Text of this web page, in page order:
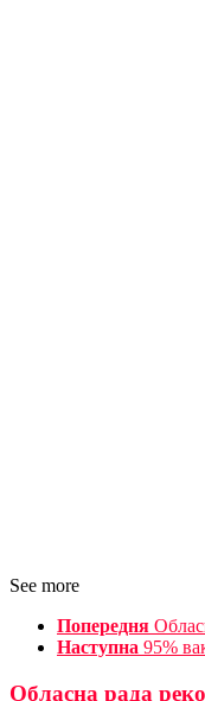
See more
Попередня
Наступна 95%
Обласна рада